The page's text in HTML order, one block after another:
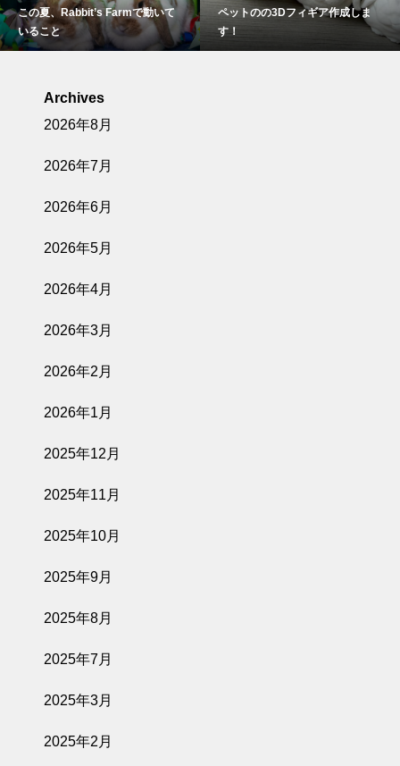
この夏、Rabbit’s Farmで動いて
いること
ペットのの3Dフィギア作成しま
す！
Archives
2026年8月
2026年7月
2026年6月
2026年5月
2026年4月
2026年3月
2026年2月
2026年1月
2025年12月
2025年11月
2025年10月
2025年9月
2025年8月
2025年7月
2025年3月
2025年2月